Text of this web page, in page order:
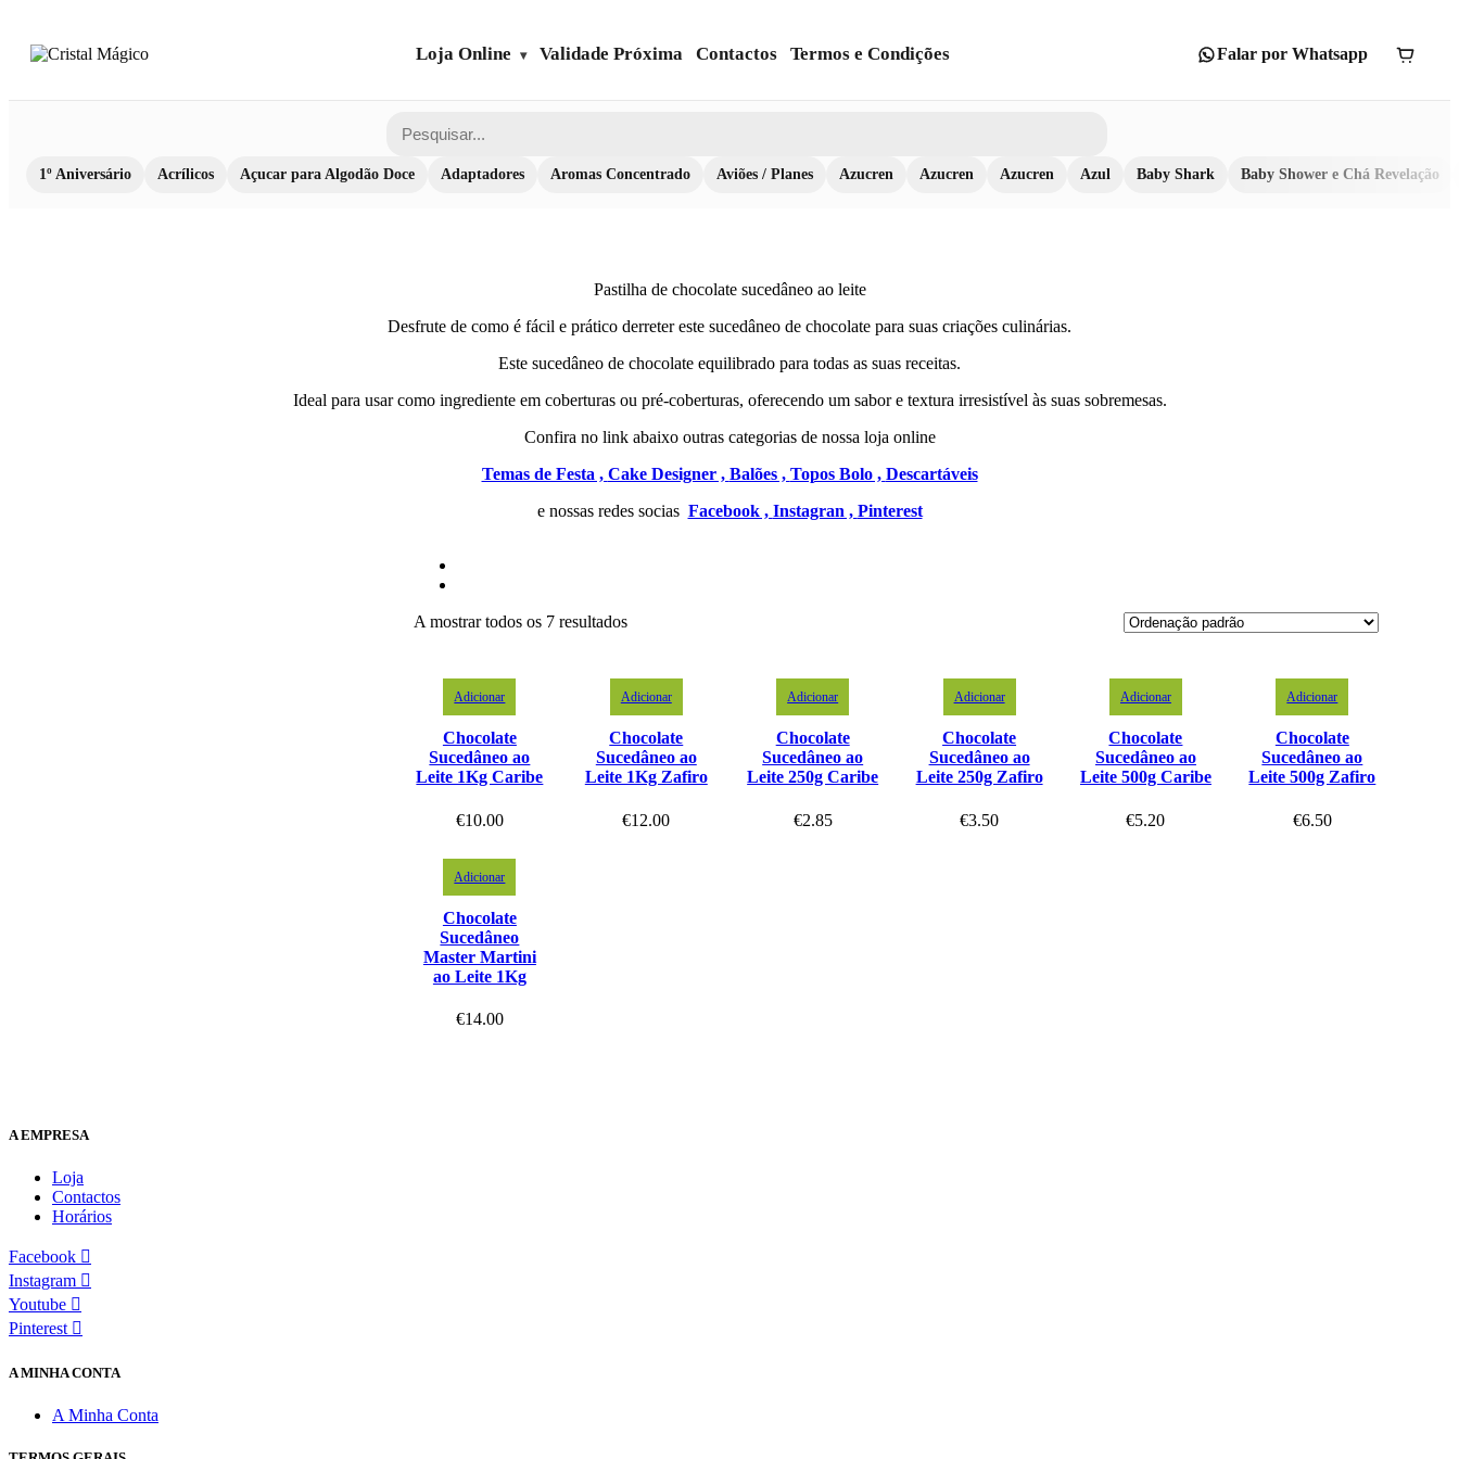
Loja Online Validade Próxima Contactos Termos e Condições Falar por Whatsapp
1º Aniversário Acrílicos Açucar para Algodão Doce Adaptadores Aromas Concentrado Aviões / Planes Azucren Azucren Azucren Azul Baby Shark Baby Shower e Chá Revelação
Pastilha de chocolate sucedâneo ao leite
Desfrute de como é fácil e prático derreter este sucedâneo de chocolate para suas criações culinárias.
Este sucedâneo de chocolate equilibrado para todas as suas receitas.
Ideal para usar como ingrediente em coberturas ou pré-coberturas, oferecendo um sabor e textura irresistível às suas sobremesas.
Confira no link abaixo outras categorias de nossa loja online
Temas de Festa , Cake Designer , Balões , Topos Bolo , Descartáveis
e nossas redes socias Facebook , Instagran , Pinterest
A mostrar todos os 7 resultados
Adicionar
Chocolate
Sucedâneo ao
Leite 1Kg Caribe
€10.00
Adicionar
Chocolate
Sucedâneo ao
Leite 1Kg Zafiro
€12.00
Adicionar
Chocolate
Sucedâneo ao
Leite 250g Caribe
€2.85
Adicionar
Chocolate
Sucedâneo ao
Leite 250g Zafiro
€3.50
Adicionar
Chocolate
Sucedâneo ao
Leite 500g Caribe
€5.20
Adicionar
Chocolate
Sucedâneo ao
Leite 500g Zafiro
€6.50
Adicionar
Chocolate
Sucedâneo
Master Martini
ao Leite 1Kg
€14.00
A EMPRESA
Loja
Contactos
Horários
Facebook
Instagram
Youtube
Pinterest
A MINHA CONTA
A Minha Conta